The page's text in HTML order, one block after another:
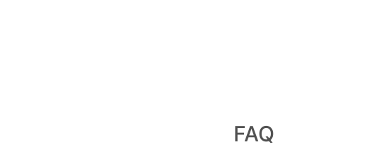
FAQ